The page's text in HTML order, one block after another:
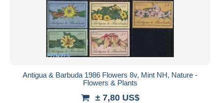
Antigua & Barbuda 1986 Flowers 8v, Mint NH, Nature -
Flowers & Plants
± 7,80 US$